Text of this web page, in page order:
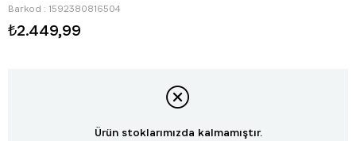
Barkod : 1592380816504
₺2.449,99
Ürün stoklarımızda kalmamıştır.